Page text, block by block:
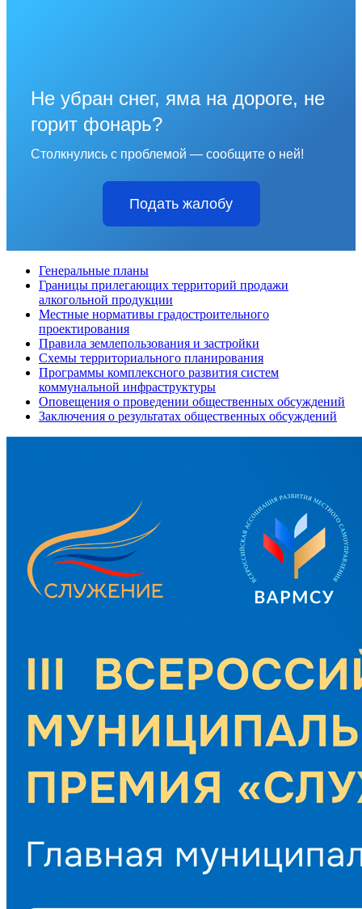
Не убран снег, яма на дороге, не
горит фонарь?
Столкнулись с проблемой — сообщите о ней!
Подать жалобу
Генеральные планы
Границы прилегающих территорий продажи
алкогольной продукции
Местные нормативы градостроительного
проектирования
Правила землепользования и застройки
Схемы территориального планирования
Программы комплексного развития систем
коммунальной инфраструктуры
Оповещения о проведении общественных обсуждений
Заключения о результатах общественных обсуждений